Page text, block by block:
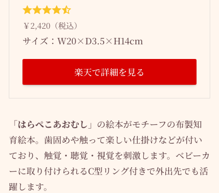
￥2,420（税込）
サイズ：W20×D3.5×H14cm
楽天で詳細を見る
「はらぺこあおむし」 の絵本がモチーフの布製知
育絵本。歯固めや触って楽しい仕掛けなどが付い
ており、触覚・聴覚・視覚を刺激します。ベビーカ
ーに取り付けられるC型リング付きで外出先でも活
躍します。